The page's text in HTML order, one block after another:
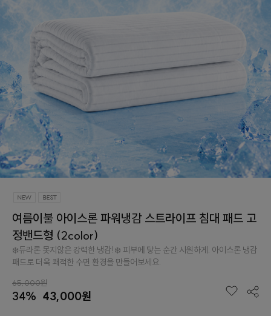
여름이불 아이스론 파워냉감 스트라이프 침대 패드 고
정밴드형 (2color)
❄️듀라론 못지않은 강력한 냉감!❄️ 피부에 닿는 순간 시원하게. 아이스론 냉감
패드로 더욱 쾌적한 수면 환경을 만들어보세요.
65,000원
34% 43,000원